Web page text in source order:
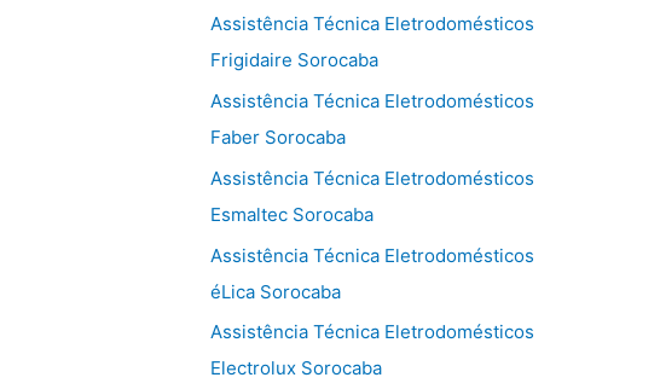
Assistência Técnica Eletrodomésticos
Frigidaire Sorocaba
Assistência Técnica Eletrodomésticos
Faber Sorocaba
Assistência Técnica Eletrodomésticos
Esmaltec Sorocaba
Assistência Técnica Eletrodomésticos
éLica Sorocaba
Assistência Técnica Eletrodomésticos
Electrolux Sorocaba